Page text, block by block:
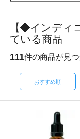
【◆インディ
ている商品
111件の商品が見
おすすめ順